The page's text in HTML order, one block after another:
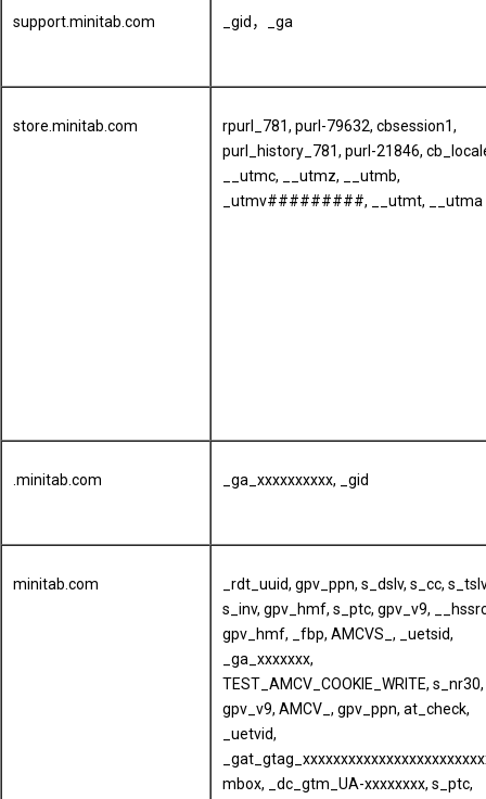
support.minitab.com _gid，_ga
store.minitab.com
rpurl_781, purl-79632, cbsession1,
purl_history_781, purl-21846,
__utmc, __utmz, __utmb,
_utmv#########, __utmt, __utma
.minitab.com _ga_xxxxxxxxxx, _gid
minitab.com
_rdt_uuid, gpv_ppn, s_dslv, s_cc,
s_inv, gpv_hmf, s_ptc, gpv_v9,
gpv_hmf, _fbp, AMCVS_, _uetsid,
_ga_xxxxxxx,
TEST_AMCV_COOKIE_WRITE, s_nr30,
gpv_v9, AMCV_, gpv_ppn, at_check,
_uetvid,
mbox, _dc_gtm_UA-xxxxxxxx, s_ptc,